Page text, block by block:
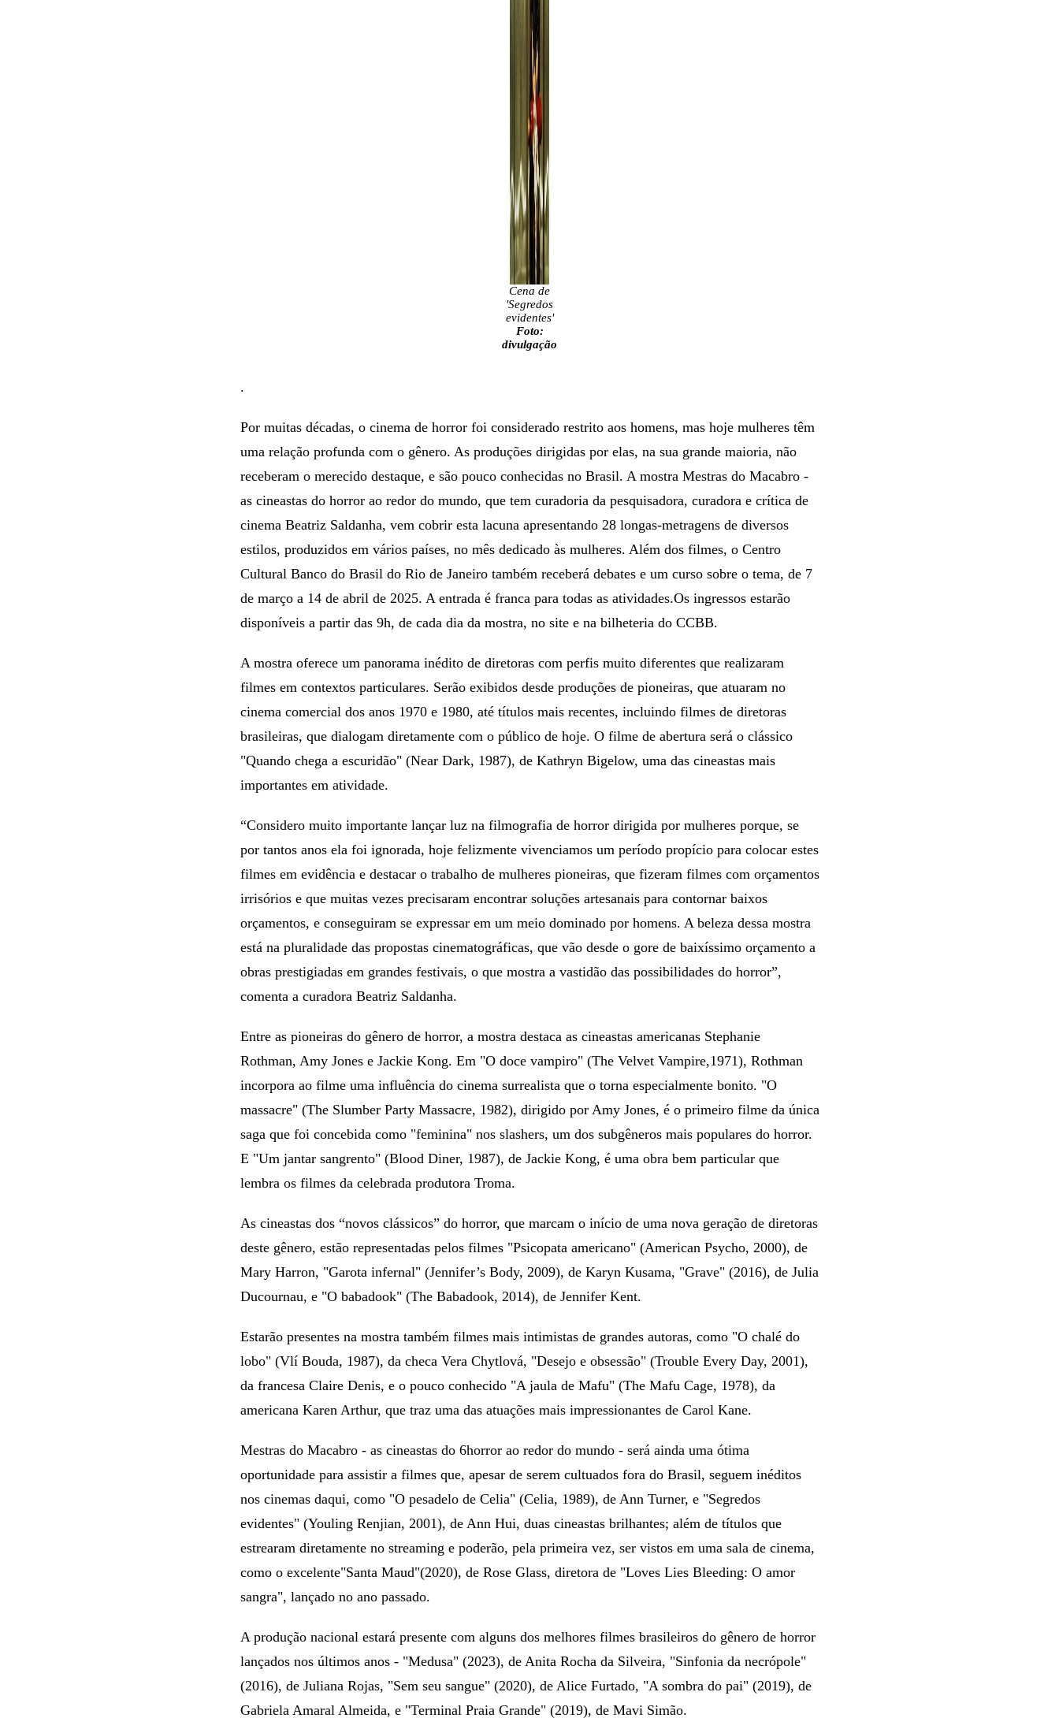
Cena de
'Segredos
evidentes'
Foto:
divulgação
.
Por muitas décadas, o cinema de horror foi considerado restrito aos homens, mas hoje mulheres têm
uma relação profunda com o gênero. As produções dirigidas por elas, na sua grande maioria, não
receberam o merecido destaque, e são pouco conhecidas no Brasil. A mostra Mestras do Macabro -
as cineastas do horror ao redor do mundo, que tem curadoria da pesquisadora, curadora e crítica de
cinema Beatriz Saldanha, vem cobrir esta lacuna apresentando 28 longas-metragens de diversos
estilos, produzidos em vários países, no mês dedicado às mulheres. Além dos filmes, o Centro
Cultural Banco do Brasil do Rio de Janeiro também receberá debates e um curso sobre o tema, de 7
de março a 14 de abril de 2025. A entrada é franca para todas as atividades.Os ingressos estarão
disponíveis a partir das 9h, de cada dia da mostra, no site e na bilheteria do CCBB.
A mostra oferece um panorama inédito de diretoras com perfis muito diferentes que realizaram
filmes em contextos particulares. Serão exibidos desde produções de pioneiras, que atuaram no
cinema comercial dos anos 1970 e 1980, até títulos mais recentes, incluindo filmes de diretoras
brasileiras, que dialogam diretamente com o público de hoje. O filme de abertura será o clássico
"Quando chega a escuridão" (Near Dark, 1987), de Kathryn Bigelow, uma das cineastas mais
importantes em atividade.
“Considero muito importante lançar luz na filmografia de horror dirigida por mulheres porque, se
por tantos anos ela foi ignorada, hoje felizmente vivenciamos um período propício para colocar estes
filmes em evidência e destacar o trabalho de mulheres pioneiras, que fizeram filmes com orçamentos
irrisórios e que muitas vezes precisaram encontrar soluções artesanais para contornar baixos
orçamentos, e conseguiram se expressar em um meio dominado por homens. A beleza dessa mostra
está na pluralidade das propostas cinematográficas, que vão desde o gore de baixíssimo orçamento a
obras prestigiadas em grandes festivais, o que mostra a vastidão das possibilidades do horror”,
comenta a curadora Beatriz Saldanha.
Entre as pioneiras do gênero de horror, a mostra destaca as cineastas americanas Stephanie
Rothman, Amy Jones e Jackie Kong. Em "O doce vampiro" (The Velvet Vampire,1971), Rothman
incorpora ao filme uma influência do cinema surrealista que o torna especialmente bonito. "O
massacre" (The Slumber Party Massacre, 1982), dirigido por Amy Jones, é o primeiro filme da única
saga que foi concebida como "feminina" nos slashers, um dos subgêneros mais populares do horror.
E "Um jantar sangrento" (Blood Diner, 1987), de Jackie Kong, é uma obra bem particular que
lembra os filmes da celebrada produtora Troma.
As cineastas dos “novos clássicos” do horror, que marcam o início de uma nova geração de diretoras
deste gênero, estão representadas pelos filmes "Psicopata americano" (American Psycho, 2000), de
Mary Harron, "Garota infernal" (Jennifer’s Body, 2009), de Karyn Kusama, "Grave" (2016), de Julia
Ducournau, e "O babadook" (The Babadook, 2014), de Jennifer Kent.
Estarão presentes na mostra também filmes mais intimistas de grandes autoras, como "O chalé do
lobo" (Vlí Bouda, 1987), da checa Vera Chytlová, "Desejo e obsessão" (Trouble Every Day, 2001),
da francesa Claire Denis, e o pouco conhecido "A jaula de Mafu" (The Mafu Cage, 1978), da
americana Karen Arthur, que traz uma das atuações mais impressionantes de Carol Kane.
Mestras do Macabro - as cineastas do 6horror ao redor do mundo - será ainda uma ótima
oportunidade para assistir a filmes que, apesar de serem cultuados fora do Brasil, seguem inéditos
nos cinemas daqui, como "O pesadelo de Celia" (Celia, 1989), de Ann Turner, e "Segredos
evidentes" (Youling Renjian, 2001), de Ann Hui, duas cineastas brilhantes; além de títulos que
estrearam diretamente no streaming e poderão, pela primeira vez, ser vistos em uma sala de cinema,
como o excelente"Santa Maud"(2020), de Rose Glass, diretora de "Loves Lies Bleeding: O amor
sangra", lançado no ano passado.
A produção nacional estará presente com alguns dos melhores filmes brasileiros do gênero de horror
lançados nos últimos anos - "Medusa" (2023), de Anita Rocha da Silveira, "Sinfonia da necrópole"
(2016), de Juliana Rojas, "Sem seu sangue" (2020), de Alice Furtado, "A sombra do pai" (2019), de
Gabriela Amaral Almeida, e "Terminal Praia Grande" (2019), de Mavi Simão.